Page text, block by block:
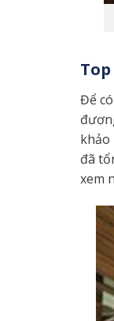
Để
khảo
đã
xem